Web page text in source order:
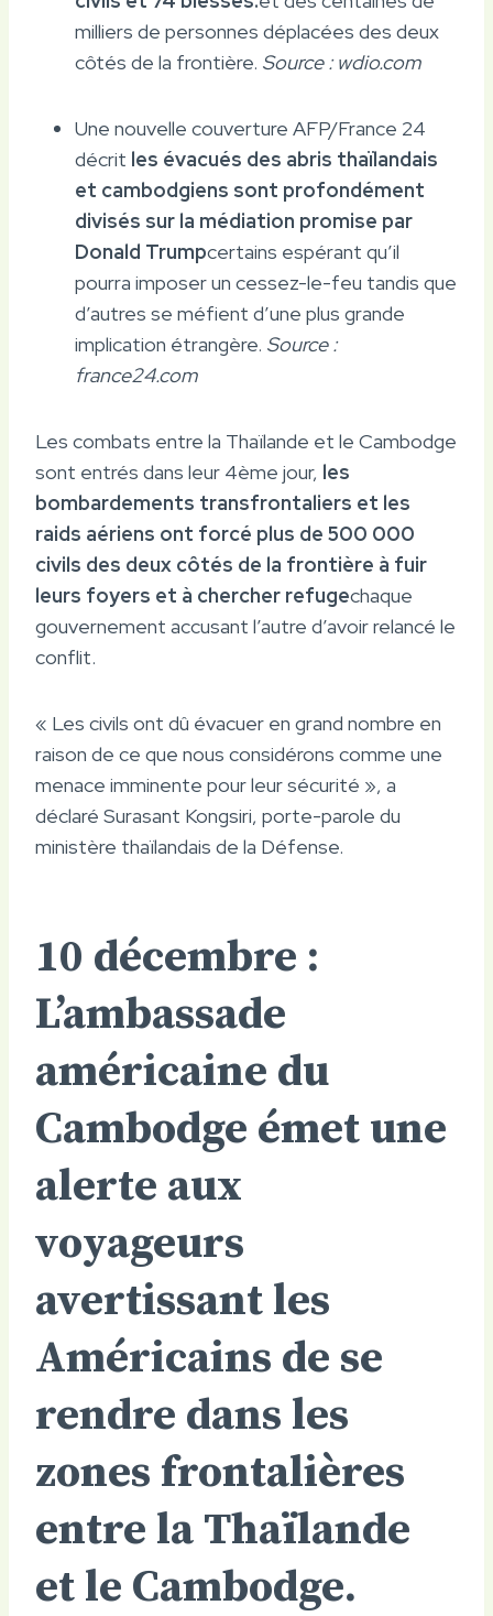
milliers de personnes déplacées des deux
côtés de la frontière. Source : wdio.com
Une nouvelle couverture AFP/France 24
décrit les évacués des abris thaïlandais
et cambodgiens sont profondément
divisés sur la médiation promise par
Donald Trumpcertains espérant qu’il
pourra imposer un cessez-le-feu tandis que
d’autres se méfient d’une plus grande
implication étrangère. Source :
france24.com
Les combats entre la Thaïlande et le Cambodge
sont entrés dans leur 4ème jour, les
bombardements transfrontaliers et les
raids aériens ont forcé plus de 500 000
civils des deux côtés de la frontière à fuir
leurs foyers et à chercher refugechaque
gouvernement accusant l’autre d’avoir relancé le
conflit.
« Les civils ont dû évacuer en grand nombre en
raison de ce que nous considérons comme une
menace imminente pour leur sécurité », a
déclaré Surasant Kongsiri, porte-parole du
ministère thaïlandais de la Défense.
10 décembre :
L’ambassade
américaine du
Cambodge émet une
alerte aux
voyageurs
avertissant les
Américains de se
rendre dans les
zones frontalières
entre la Thaïlande
et le Cambodge.